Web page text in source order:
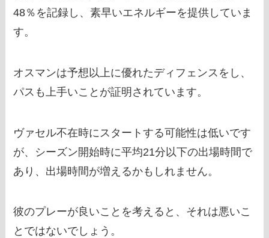
48％を記録し、素早いエネルギーを提供していま
す。
オスマンは予想以上に優れたディフェンスをし、
パスも上手いことが証明されています。
ヴァセル不在時にスタートする可能性は低いです
が、シーズン開始時に平均21分以下の出場時間で
あり、出場時間が増えるかもしれません。
彼のプレーが良いことを考えると、それは悪いこ
とではないでしょう。